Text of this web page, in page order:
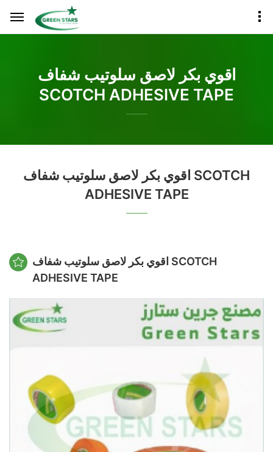
اقوي بكر لاصق سلوتيب شفاف
SCOTCH ADHESIVE TAPE
اقوي بكر لاصق سلوتيب شفاف SCOTCH
ADHESIVE TAPE
اقوي بكر لاصق سلوتيب شفاف SCOTCH
ADHESIVE TAPE